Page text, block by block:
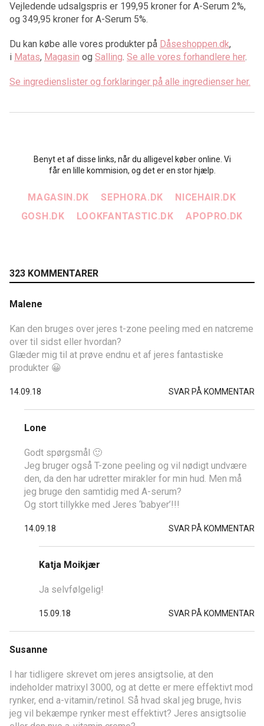
Vejledende udsalgspris er 199,95 kroner for A-Serum 2%,
og 349,95 kroner for A-Serum 5%.
Du kan købe alle vores produkter på Dåseshoppen.dk,
i Matas, Magasin og Salling. Se alle vores forhandlere her.
Se ingredienslister og forklaringer på alle ingredienser her.
Benyt et af disse links, når du alligevel køber online. Vi
får en lille kommision, og det er en stor hjælp.
MAGASIN.DK SEPHORA.DK
NICEHAIR.DK
GOSH.DK
LOOKFANTASTIC.DK APOPRO.DK
323 KOMMENTARER
Malene
Kan den bruges over jeres t-zone peeling med en natcreme
over til sidst eller hvordan?
Glæder mig til at prøve endnu et af jeres fantastiske
produkter 😀
14.09.18 SVAR PÅ KOMMENTAR
Lone
Godt spørgsmål 🙂
Jeg bruger også T-zone peeling og vil nødigt undvære
den, da den har udretter mirakler for min hud. Men må
jeg bruge den samtidig med A-serum?
Og stort tillykke med Jeres ‘babyer’!!!
14.09.18 SVAR PÅ KOMMENTAR
Katja Moikjær
Ja selvfølgelig!
15.09.18 SVAR PÅ KOMMENTAR
Susanne
I har tidligere skrevet om jeres ansigtsolie, at den
indeholder matrixyl 3000, og at dette er mere effektivt mod
rynker, end a-vitamin/retinol. Så hvad skal jeg bruge, hvis
jeg vil bekæmpe rynker mest effektivt? Jeres ansigtsolie